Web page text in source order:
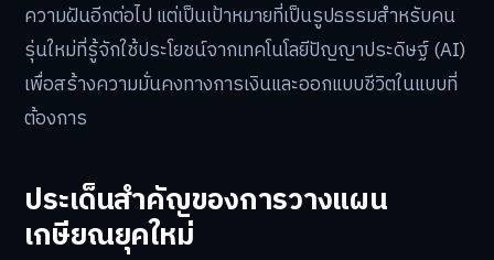
ความฝันอีกต่อไป แต่เป็นเป้าหมายที่เป็นรูปธรรมสำหรับคน
รุ่นใหม่ที่รู้จักใช้ประโยชน์จากเทคโนโลยีปัญญาประดิษฐ์ (AI)
เพื่อสร้างความมั่นคงทางการเงินและออกแบบชีวิตในแบบที่
ต้องการ
ประเด็นสำคัญของการวางแผน
เกษียณยุคใหม่